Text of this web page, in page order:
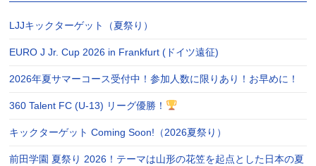
LJJキックターゲット（夏祭り）
EURO J Jr. Cup 2026 in Frankfurt (ドイツ遠征)
2026年夏サマーコース受付中！参加人数に限りあり！お早めに！
360 Talent FC (U-13) リーグ優勝！
キックターゲット Coming Soon!（2026夏祭り）
前田学園 夏祭り 2026！テーマは山形の花笠を起点とした日本の夏